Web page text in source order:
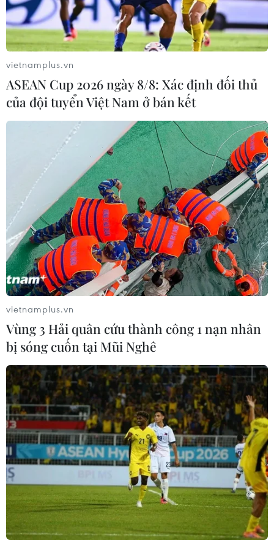
Ủy ban Hàn Quốc thúc đẩy đoàn tụ các gia
đình ly tán trong chiến tranh
14/01/2021 07:55
Qua cuộc khảo sát, Bộ Thống nhất Hàn Quốc sẽ cập
nhật thông tin về các gia đình ly tán và xác nhận
nguyện vọng cũng như ý kiến của họ về các cuộc đoàn
tụ với người thân ở Triều Tiên.
Hàn Quốc tiến hành khảo sát về các gia
đình ly tán trong chiến tranh
05/04/2021 04:08
Bộ Thống nhất Hàn Quốc cho biết sẽ tiến hành một cuộc
khảo sát về các gia đình bị ly tán bởi Chiến tranh Triều
vietnamplus.vn
ASEAN Cup 2026 ngày 8/8: Xác định đối thủ
của đội tuyển Việt Nam ở bán kết
vietnamplus.vn
Vùng 3 Hải quân cứu thành công 1 nạn nhân
bị sóng cuốn tại Mũi Nghê